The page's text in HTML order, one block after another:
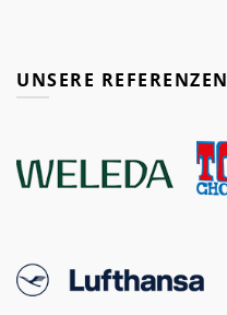
UNSERE REFERENZEN